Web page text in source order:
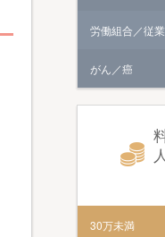
労働組合／従
がん／癌
30万未満